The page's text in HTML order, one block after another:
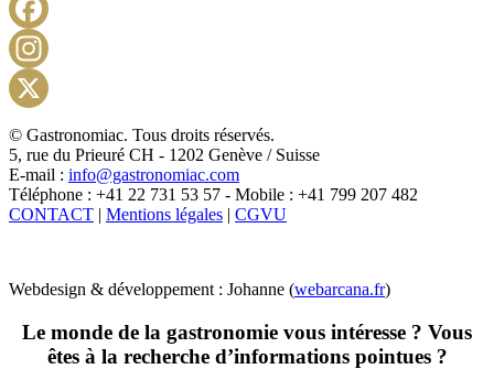
X
© Gastronomiac. Tous droits réservés.
5, rue du Prieuré CH - 1202 Genève / Suisse
E-mail : info@gastronomiac.com
Téléphone : +41 22 731 53 57 - Mobile : +41 799 207 482
CONTACT | Mentions légales | CGVU
Webdesign & développement : Johanne (webarcana.fr)
Le monde de la gastronomie vous intéresse ? Vous
êtes à la recherche d’informations pointues ?